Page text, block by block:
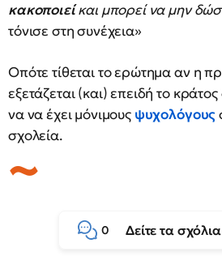
κακοποιείκαι μπορεί να μην
τόνισε στη συνέχεια»
Οπότε τίθεται το ερώτημα αν η
εξετάζεται (και) επειδή το κράτος
να να έχει μόνιμους ψυχολόγους
σχολεία.
0 Δείτε τα σχόλια